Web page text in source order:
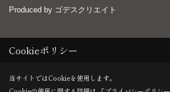
Produced by ゴデスクリエイト
Cookieポリシー
当サイトではCookieを使用します。